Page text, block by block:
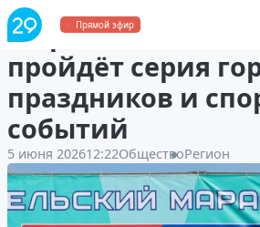
Прямой эфир
В Архангельске в
пройдёт серия
праздников и
событий
5 июня 202612:22ОбществоРегион